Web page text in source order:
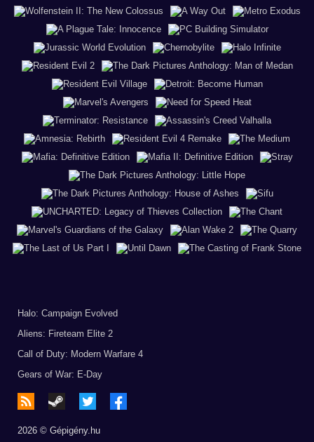
Halo: Campaign Evolved
Aliens: Fireteam Elite 2
Call of Duty: Modern Warfare 4
Gears of War: E-Day
2026 © Gépigény.hu